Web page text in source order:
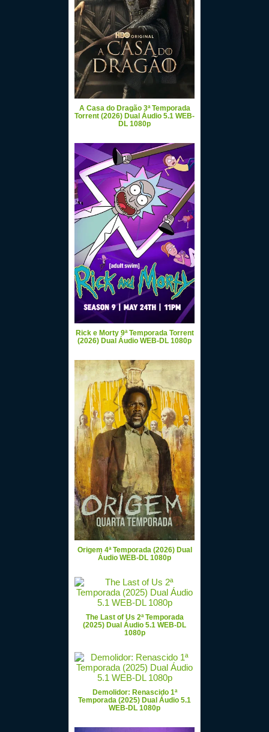
A Casa do Dragão 3ª Temporada
Torrent (2026) Dual Áudio 5.1 WEB-
DL 1080p
Rick e Morty 9ª Temporada Torrent
(2026) Dual Áudio WEB-DL 1080p
Origem 4ª Temporada (2026) Dual
Áudio WEB-DL 1080p
The Last of Us 2ª Temporada
(2025) Dual Áudio 5.1 WEB-DL
1080p
Demolidor: Renascido 1ª
Temporada (2025) Dual Áudio 5.1
WEB-DL 1080p